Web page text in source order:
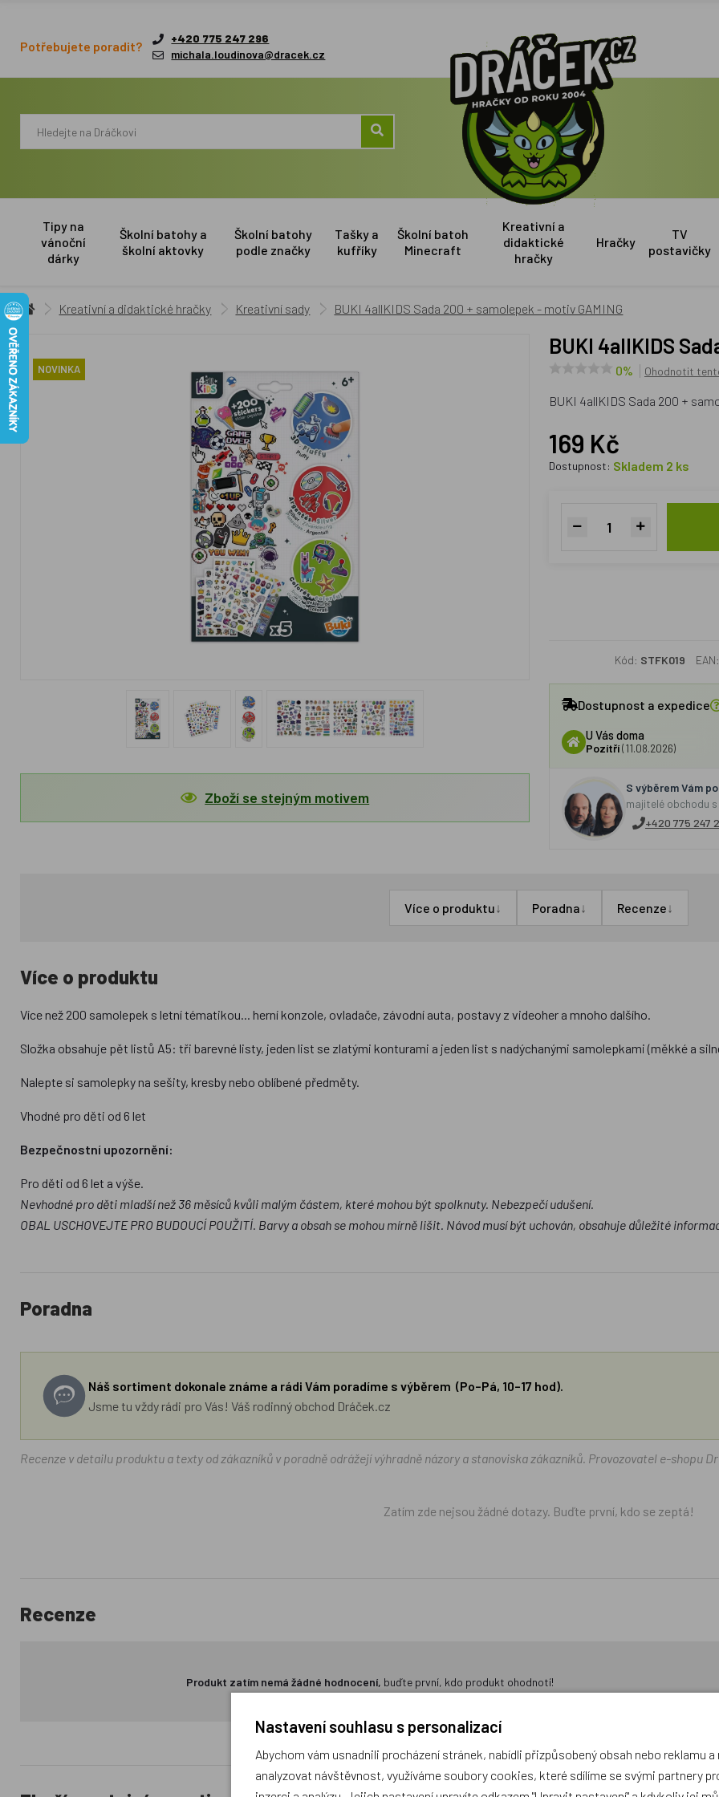
Potřebujete poradit?
+420 775 247 296
michala.loudinova@dracek.cz
Tipy na
vánoční
dárky
Školní batohy a
školní aktovky
Školní batohy
podle značky
Tašky a
kufříky
Školní batoh
Minecraft
Kreativní a
didaktické
hračky
Hračky
TV
postavičky
Kreativní a didaktické hračky Kreativní sady BUKI 4allKIDS Sada 200 + samolepek - motiv GAMING
NOVINKA
Zboží se stejným motivem
BUKI 4allKIDS
0% Ohodnotit
BUKI 4allKIDS Sada 200 +
169 Kč
Dostupnost: Skladem 2 ks
Kód: STFK019 EAN:
Dostupnost a expedice
U Vás doma
Pozítří(11.08.2026)
S výběrem Vám
majitelé obchodu
+420 775 247
Více o produktu↓ Poradna↓ Recenze↓
Více o produktu
Více než 200 samolepek s letní tématikou... herní konzole, ovladače, závodní auta, postavy z videoher a mnoho dalšího.
Složka obsahuje pět listů A5: tři barevné listy, jeden list se zlatými konturami a jeden list s nadýchanými samolepkami (měkké a
Nalepte si samolepky na sešity, kresby nebo oblíbené předměty.
Vhodné pro děti od 6 let
Bezpečnostní upozornění:
Pro děti od 6 let a výše.
Nevhodné pro děti mladší než 36 měsíců kvůli malým částem, které mohou být spolknuty. Nebezpečí udušení.
OBAL USCHOVEJTE PRO BUDOUCÍ POUŽITÍ. Barvy a obsah se mohou mírně lišit. Návod musí být uchován, obsahuje důležité
Poradna
Náš sortiment dokonale známe a rádi Vám poradíme s výběrem (Po–Pá, 10–17 hod).
Jsme tu vždy rádi pro Vás! Váš rodinný obchod Dráček.cz
Recenze v detailu produktu a texty od zákazníků v poradně odrážejí výhradně názory a stanoviska zákazníků. Provozovatel e-shopu
Zatím zde nejsou žádné dotazy. Buďte první, kdo se zeptá!
Recenze
Produkt zatím nemá žádné hodnocení, buďte první, kdo produkt ohodnotí!
Nastavení souhlasu s personalizací
Abychom vám usnadnili procházení stránek, nabídli přizpůsobený obsah nebo reklamu
analyzovat návštěvnost, využíváme soubory cookies, které sdílíme se svými partnery